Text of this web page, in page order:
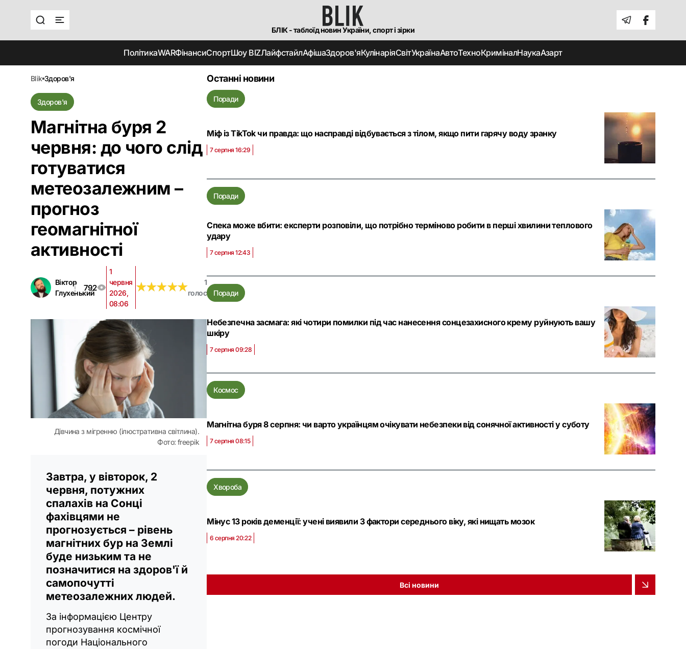
БЛІК - таблоїд новин України, спорт і зірки
ПолітикаWARФінансиСпортШоу BIZЛайфстайлАфішаЗдоров'яКулінаріяСвітУкраїнаАвтоТехноКриміналНаукаАзарт
blik здоров'я
Здоров'я
Магнітна буря 2
червня: до чого слід
готуватися
метеозалежним –
прогноз
геомагнітної
активності
Віктор
Глухенький
792
1
червня
2026,
08:06
★★★★★
★★★★★
1
голос
Дівчина з мігренню (ілюстративна світлина).
Фото: freepik
Завтра, у вівторок, 2
червня, потужних
спалахів на Сонці
фахівцями не
прогнозується – рівень
магнітних бур на Землі
буде низьким та не
позначитися на здоров'ї й
самопочутті
метеозалежних людей.
За інформацією Центру
прогнозування космічної
погоди Національного
Останні новини
Поради
Міф із TikTok чи правда: що насправді відбувається з тілом, якщо пити гарячу воду зранку
7 серпня 16:29
Поради
Спека може вбити: експерти розповіли, що потрібно терміново робити в перші хвилини теплового
удару
7 серпня 12:43
Поради
Небезпечна засмага: які чотири помилки під час нанесення сонцезахисного крему руйнують вашу
шкіру
7 серпня 09:28
Космос
Магнітна буря 8 серпня: чи варто українцям очікувати небезпеки від сонячної активності у суботу
7 серпня 08:15
Хвороба
Мінус 13 років деменції: учені виявили 3 фактори середнього віку, які нищать мозок
6 серпня 20:22
Всі новини